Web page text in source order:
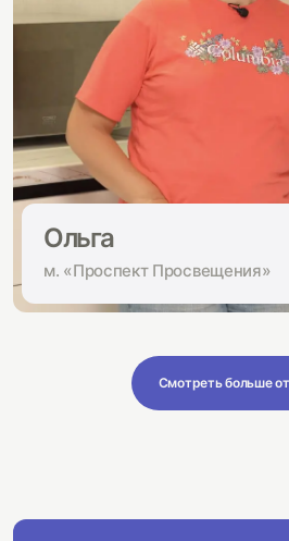
Ольга
м. «Проспект Просвещения»
Смотреть больше